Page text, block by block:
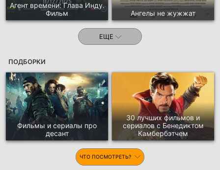
Агент времени: Глава Инду.
Фильм
Ангелы не жужжат
ЕЩЕ
ПОДБОРКИ
Фильмы и сериалы про
десант
30 лучших фильмов и
сериалов с Бенедиктом
Камбербэтчем
ЧТО ПОСМОТРЕТЬ?